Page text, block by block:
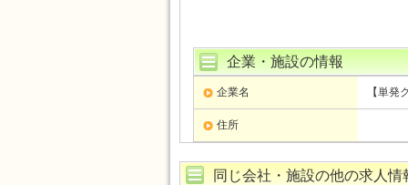
企業・施設の情報
企業名 【単発
住所
同じ会社・施設の他の求人情